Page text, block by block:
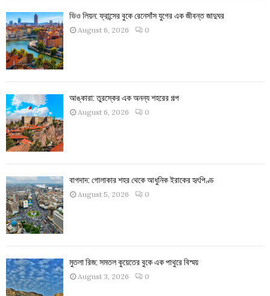
ভিও লিয়ন: ফ্রান্সের বুকে রেনেসাঁস যুগের এক জীবন্ত জাদুঘর
August 6, 2026 0
আঙ্কারা: তুরস্কের এক অনন্য শহরের গল্প
August 6, 2026 0
বাগদাদ: গোলাকার শহর থেকে আধুনিক ইরাকের হৃৎপিণ্ড
August 5, 2026 0
মুতলা রিজ: সমতল কুয়েতের বুকে এক পাথুরে বিস্ময়
August 3, 2026 0